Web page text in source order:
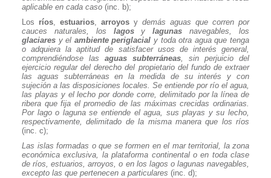
aplicable en cada caso (inc. b);
Los ríos, estuarios, arroyos y demás aguas que corren por
cauces naturales, los lagosylagunas navegables, los
glaciares y el ambiente periglacial y toda otra agua que tenga
o adquiera la aptitud de satisfacer usos de interés general,
comprendiéndose las aguas subterráneas, sin perjuicio del
ejercicio regular del derecho del propietario del fundo de extraer
las aguas subterráneas en la medida de su interés y con
sujeción a las disposiciones locales. Se entiende por río el agua,
las playas y el lecho por donde corre, delimitado por la línea de
ribera que fija el promedio de las máximas crecidas ordinarias.
Por lago o laguna se entiende el agua, sus playas y su lecho,
respectivamente, delimitado de la misma manera que los ríos
(inc. c);
Las islas formadas o que se formen en el mar territorial, la zona
económica exclusiva, la plataforma continental o en toda clase
de ríos, estuarios, arroyos, o en los lagos o lagunas navegables,
excepto las que pertenecen a particulares (inc. d);